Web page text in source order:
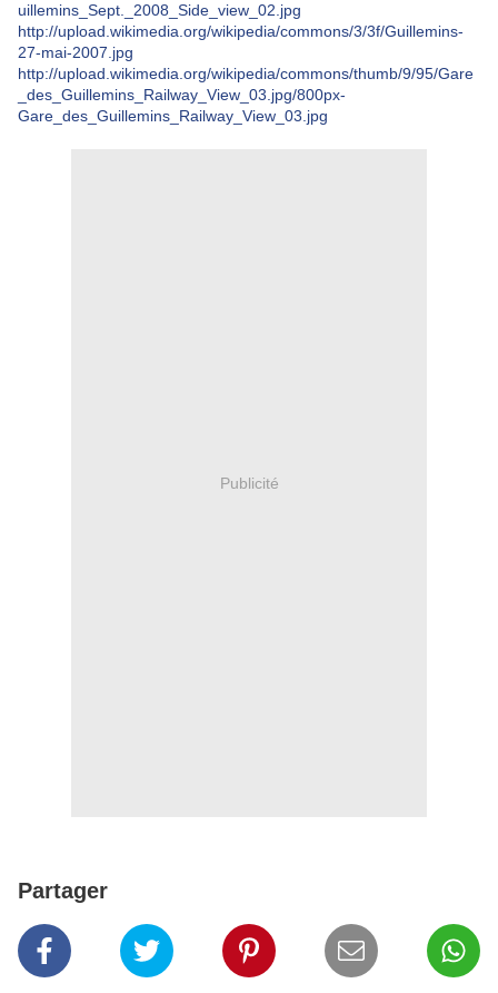
uillemins_Sept._2008_Side_view_02.jpg
http://upload.wikimedia.org/wikipedia/commons/3/3f/Guillemins-
27-mai-2007.jpg
http://upload.wikimedia.org/wikipedia/commons/thumb/9/95/Gare
_des_Guillemins_Railway_View_03.jpg/800px-
Gare_des_Guillemins_Railway_View_03.jpg
Publicité
Partager